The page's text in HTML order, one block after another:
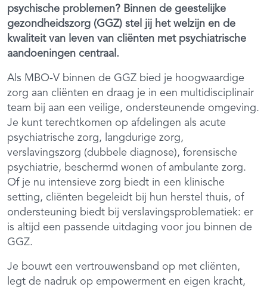
psychische problemen? Binnen de geestelijke
gezondheidszorg (GGZ) stel jij het welzijn en de
kwaliteit van leven van cliënten met psychiatrische
aandoeningen centraal.
Als MBO-V binnen de GGZ bied je hoogwaardige
zorg aan cliënten en draag je in een multidisciplinair
team bij aan een veilige, ondersteunende omgeving.
Je kunt terechtkomen op afdelingen als acute
psychiatrische zorg, langdurige zorg,
verslavingszorg (dubbele diagnose), forensische
psychiatrie, beschermd wonen of ambulante zorg.
Of je nu intensieve zorg biedt in een klinische
setting, cliënten begeleidt bij hun herstel thuis, of
ondersteuning biedt bij verslavingsproblematiek: er
is altijd een passende uitdaging voor jou binnen de
GGZ.
Je bouwt een vertrouwensband op met cliënten,
legt de nadruk op empowerment en eigen kracht,